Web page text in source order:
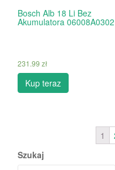
Bosch Alb 18 Li Bez
Akumulatora 06008A0302
231.99 zł
Kup teraz
1
Szukaj